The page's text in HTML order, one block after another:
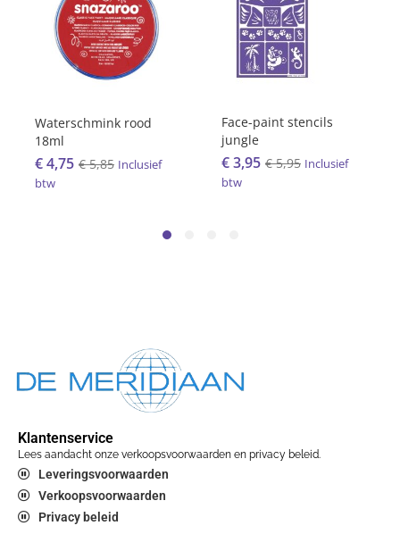
Waterschmink rood
18ml
€4,75 €5,85 Inclusief
btw
Face-paint stencils
jungle
€3,95 €5,95 Inclusief
btw
Klantenservice
Lees aandacht onze verkoopsvoorwaarden en privacy beleid.
Leveringsvoorwaarden
Verkoopsvoorwaarden
Privacy beleid